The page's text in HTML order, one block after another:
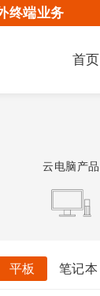
终端业务
首页
云电脑产品
平板 笔记本